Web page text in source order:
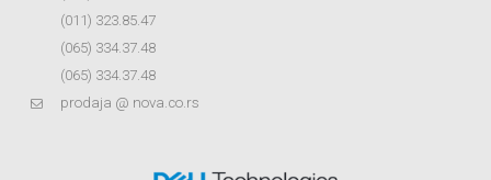
(011) 323.85.47
(065) 334.37.48
(065) 334.37.48
prodaja @ nova.co.rs